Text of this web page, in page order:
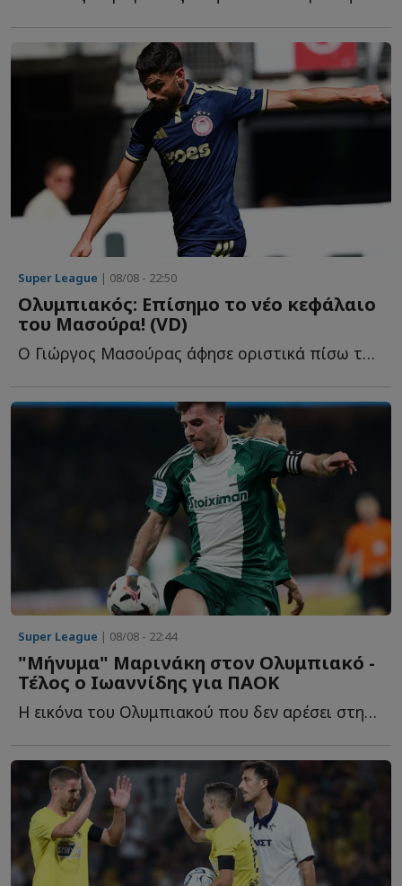
Super League | 08/08 - 22:50
Ολυμπιακός: Επίσημο το νέο κεφάλαιο
του Μασούρα! (VD)
Ο Γιώργος Μασούρας άφησε οριστικά πίσω του το κεφάλαιο τ...
Super League | 08/08 - 22:44
"Μήνυμα" Μαρινάκη στον Ολυμπιακό -
Τέλος ο Ιωαννίδης για ΠΑΟΚ
Η εικόνα του Ολυμπιακού που δεν αρέσει στην διοίκηση, τ...